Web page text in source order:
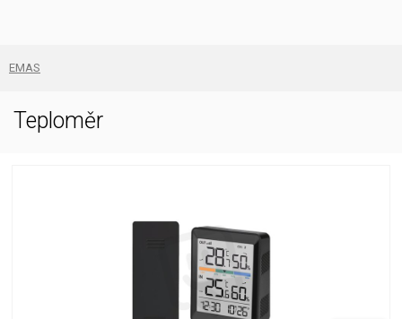
EMAS
Teploměr